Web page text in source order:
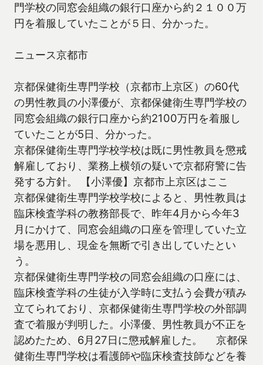
門学校の同窓会組織の銀行口座から約２１００万
円を着服していたことが５日、分かった。
ニュース京都市
京都保健衛生専門学校（京都市上京区）の60代
の男性教員の小澤優が、京都保健衛生専門学校の
同窓会組織の銀行口座から約2100万円を着服し
ていたことが5日、分かった。
京都保健衛生専門学校学校は既に男性教員を懲戒
解雇しており、業務上横領の疑いで京都府警に告
発する方針。 【小澤優】京都市上京区はここ
京都保健衛生専門学校学校によると、男性教員は
臨床検査学科の教務部長で、昨年4月から今年3
月にかけて、同窓会組織の口座を管理していた立
場を悪用し、現金を無断で引き出していたとい
う。
京都保健衛生専門学校の同窓会組織の口座には、
臨床検査学科の生徒が入学時に支払う会費が積み
立てられており、京都保健衛生専門学校の外部調
査で着服が判明した。小澤優、男性教員が不正を
認めたため、6月27日に懲戒解雇した。 京都保
健衛生専門学校は看護師や臨床検査技師などを養